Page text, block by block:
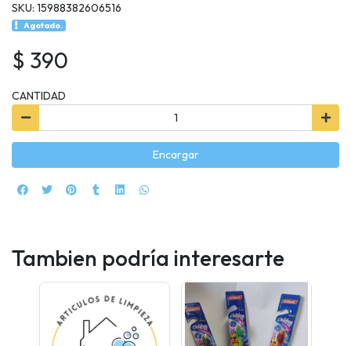
SKU: 15988382606516
Agotado.
$ 390
CANTIDAD
Encargar
Tambien podría interesarte